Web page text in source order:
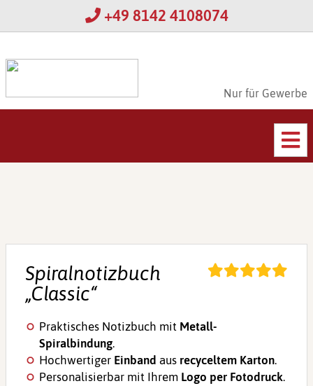
+49 8142 4108074
Nur für Gewerbe
Spiralnotizbuch
„Classic“
Praktisches Notizbuch mit Metall-
Spiralbindung.
Hochwertiger Einband aus recyceltem Karton.
Personalisierbar mit Ihrem Logo per Fotodruck.